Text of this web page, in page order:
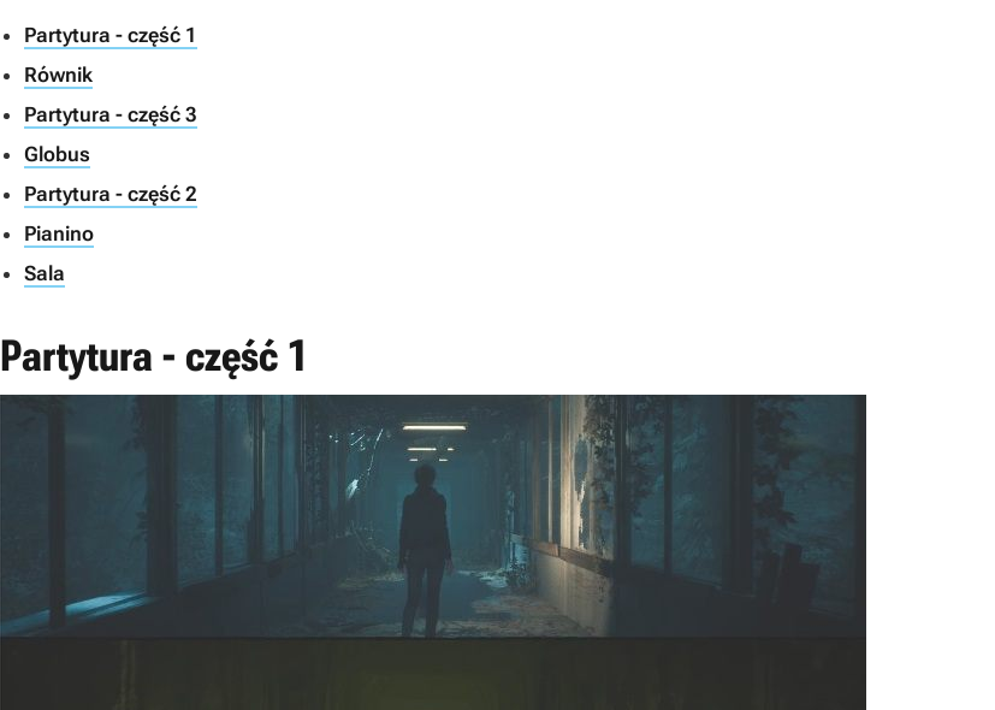
Partytura - część 1
Równik
Partytura - część 3
Globus
Partytura - część 2
Pianino
Sala
Partytura - część 1